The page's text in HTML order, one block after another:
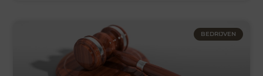
BEDRIJVEN